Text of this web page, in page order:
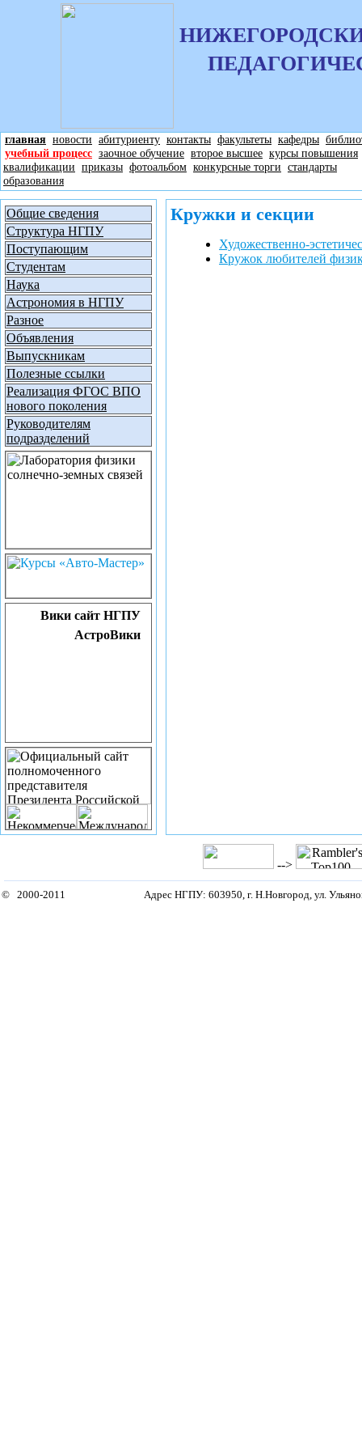
главная новости абитуриенту контакты факультеты кафедры
учебный процесс заочное обучение второе высшее курсы повышения
квалификации приказы фотоальбом конкурсные торги стандарты
образования
Общие сведения
Структура НГПУ
Поступающим
Студентам
Наука
Астрономия в НГПУ
Разное
Объявления
Выпускникам
Полезные ссылки
Реализация ФГОС ВПО
нового поколения
Руководителям
подразделений
Вики сайт НГПУ
АстроВики
Кружки и секции
Художественно-
Кружок любителей
-->
© 2000-2011 Адрес НГПУ: 603950, г. Н.Новгород, ул.